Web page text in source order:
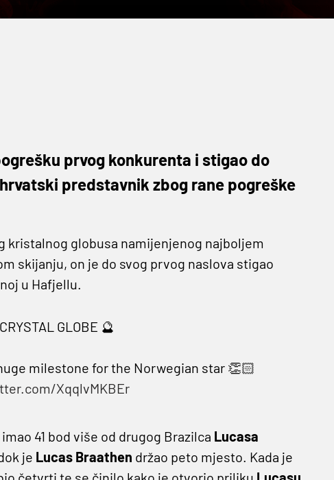
prvog konkurenta i stigao do
predstavnik zbog rane pogreške
kristalnog globusa namijenjenog najboljem
skijanju, on je do svog prvog naslova stigao
u Hafjellu.
GLOBE 🔮
milestone for the Norwegian star 👏🏻
XqqlvMKBEr
41 bod više od drugog Brazilca Lucasa
je Lucas Braathen držao peto mjesto. Kada je